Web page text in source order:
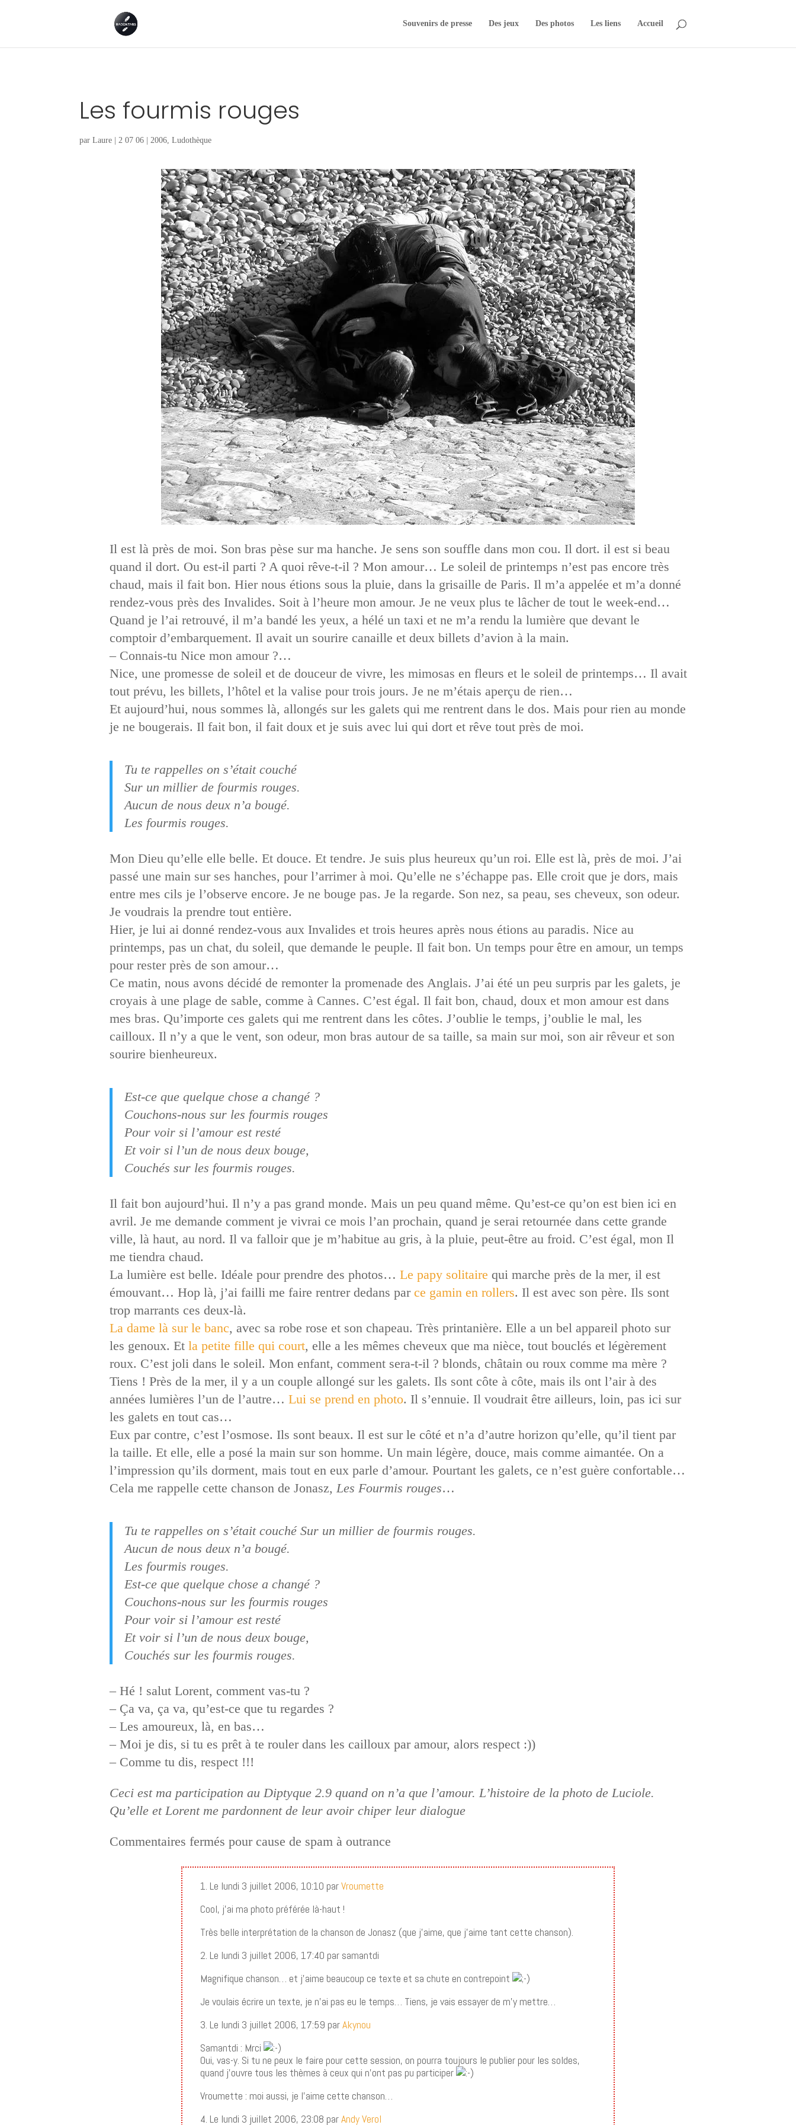
Souvenirs de presse Des jeux Des photos Les liens Accueil
Les fourmis rouges
parLaure | 2 07 06 | 2006 ,Ludothèque
Il est là près de moi. Son bras pèse sur ma hanche. Je sens son souffle dans mon cou. Il dort. il est si beau
quand il dort. Ou est-il parti ? A quoi rêve-t-il ? Mon amour… Le soleil de printemps n’est pas encore très
chaud, mais il fait bon. Hier nous étions sous la pluie, dans la grisaille de Paris. Il m’a appelée et m’a donné
rendez-vous près des Invalides. Soit à l’heure mon amour. Je ne veux plus te lâcher de tout le week-end…
Quand je l’ai retrouvé, il m’a bandé les yeux, a hélé un taxi et ne m’a rendu la lumière que devant le
comptoir d’embarquement. Il avait un sourire canaille et deux billets d’avion à la main.
– Connais-tu Nice mon amour ?…
Nice, une promesse de soleil et de douceur de vivre, les mimosas en fleurs et le soleil de printemps… Il avait
tout prévu, les billets, l’hôtel et la valise pour trois jours. Je ne m’étais aperçu de rien…
Et aujourd’hui, nous sommes là, allongés sur les galets qui me rentrent dans le dos. Mais pour rien au monde
je ne bougerais. Il fait bon, il fait doux et je suis avec lui qui dort et rêve tout près de moi.
Tu te rappelles on s’était couché
Sur un millier de fourmis rouges.
Aucun de nous deux n’a bougé.
Les fourmis rouges.
Mon Dieu qu’elle elle belle. Et douce. Et tendre. Je suis plus heureux qu’un roi. Elle est là, près de moi. J’ai
passé une main sur ses hanches, pour l’arrimer à moi. Qu’elle ne s’échappe pas. Elle croit que je dors, mais
entre mes cils je l’observe encore. Je ne bouge pas. Je la regarde. Son nez, sa peau, ses cheveux, son odeur.
Je voudrais la prendre tout entière.
Hier, je lui ai donné rendez-vous aux Invalides et trois heures après nous étions au paradis. Nice au
printemps, pas un chat, du soleil, que demande le peuple. Il fait bon. Un temps pour être en amour, un temps
pour rester près de son amour…
Ce matin, nous avons décidé de remonter la promenade des Anglais. J’ai été un peu surpris par les galets, je
croyais à une plage de sable, comme à Cannes. C’est égal. Il fait bon, chaud, doux et mon amour est dans
mes bras. Qu’importe ces galets qui me rentrent dans les côtes. J’oublie le temps, j’oublie le mal, les
cailloux. Il n’y a que le vent, son odeur, mon bras autour de sa taille, sa main sur moi, son air rêveur et son
sourire bienheureux.
Est-ce que quelque chose a changé ?
Couchons-nous sur les fourmis rouges
Pour voir si l’amour est resté
Et voir si l’un de nous deux bouge,
Couchés sur les fourmis rouges.
Il fait bon aujourd’hui. Il n’y a pas grand monde. Mais un peu quand même. Qu’est-ce qu’on est bien ici en
avril. Je me demande comment je vivrai ce mois l’an prochain, quand je serai retournée dans cette grande
ville, là haut, au nord. Il va falloir que je m’habitue au gris, à la pluie, peut-être au froid. C’est égal, mon Il
me tiendra chaud.
La lumière est belle. Idéale pour prendre des photos… Le papy solitaire qui marche près de la mer, il est
émouvant… Hop là, j’ai failli me faire rentrer dedans par ce gamin en rollers. Il est avec son père. Ils sont
trop marrants ces deux-là.
La dame là sur le banc, avec sa robe rose et son chapeau. Très printanière. Elle a un bel appareil photo sur
les genoux. Et la petite fille qui court, elle a les mêmes cheveux que ma nièce, tout bouclés et légèrement
roux. C’est joli dans le soleil. Mon enfant, comment sera-t-il ? blonds, châtain ou roux comme ma mère ?
Tiens ! Près de la mer, il y a un couple allongé sur les galets. Ils sont côte à côte, mais ils ont l’air à des
années lumières l’un de l’autre… Lui se prend en photo. Il s’ennuie. Il voudrait être ailleurs, loin, pas ici sur
les galets en tout cas…
Eux par contre, c’est l’osmose. Ils sont beaux. Il est sur le côté et n’a d’autre horizon qu’elle, qu’il tient par
la taille. Et elle, elle a posé la main sur son homme. Un main légère, douce, mais comme aimantée. On a
l’impression qu’ils dorment, mais tout en eux parle d’amour. Pourtant les galets, ce n’est guère confortable…
Cela me rappelle cette chanson de Jonasz, Les Fourmis rouges…
Tu te rappelles on s’était couché Sur un millier de fourmis rouges.
Aucun de nous deux n’a bougé.
Les fourmis rouges.
Est-ce que quelque chose a changé ?
Couchons-nous sur les fourmis rouges
Pour voir si l’amour est resté
Et voir si l’un de nous deux bouge,
Couchés sur les fourmis rouges.
– Hé ! salut Lorent, comment vas-tu ?
– Ça va, ça va, qu’est-ce que tu regardes ?
– Les amoureux, là, en bas…
– Moi je dis, si tu es prêt à te rouler dans les cailloux par amour, alors respect :))
– Comme tu dis, respect !!!
Ceci est ma participation au Diptyque 2.9 quand on n’a que l’amour. L’histoire de la photo de Luciole.
Qu’elle et Lorent me pardonnent de leur avoir chiper leur dialogue
Commentaires fermés pour cause de spam à outrance
1. Le lundi 3 juillet 2006, 10:10 parVroumette
Cool, j’ai ma photo préférée là-haut !
Très belle interprétation de la chanson de Jonasz (que j’aime, que j’aime tant cette chanson).
2. Le lundi 3 juillet 2006, 17:40 par samantdi
Magnifique chanson… et j’aime beaucoup ce texte et sa chute en contrepoint
Je voulais écrire un texte, je n’ai pas eu le temps… Tiens, je vais essayer de m’y mettre…
3. Le lundi 3 juillet 2006, 17:59 parAkynou
Samantdi : Mrci
Oui, vas-y. Si tu ne peux le faire pour cette session, on pourra toujours le publier pour les soldes,
quand j’ouvre tous les thèmes à ceux qui n’ont pas pu participer
Vroumette : moi aussi, je l’aime cette chanson…
4. Le lundi 3 juillet 2006, 23:08 parAndy Verol